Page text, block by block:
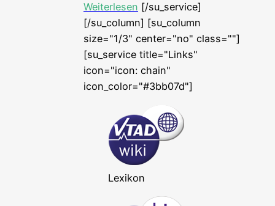
Wei­ter­le­sen [/su_service]
[/su_column] [su_column
size="1/3" center="no" class=""]
[su_service title="Links"
icon="icon: chain"
icon_color="#3bb07d"]
Lexi­kon